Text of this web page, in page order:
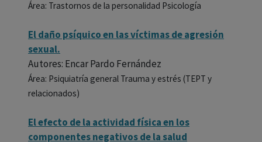
Área: Trastornos de la personalidad Psicología
El daño psíquico en las víctimas de agresión
sexual.
Autores: Encar Pardo Fernández
Área: Psiquiatría general Trauma y estrés (TEPT y
relacionados)
El efecto de la actividad física en los
componentes negativos de la salud